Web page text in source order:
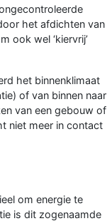
het afdichten van
ook wel ‘kiervrij’
het binnenklimaat
of van binnen naar
van een gebouw of
niet meer in contact
om energie te
is dit zogenaamde